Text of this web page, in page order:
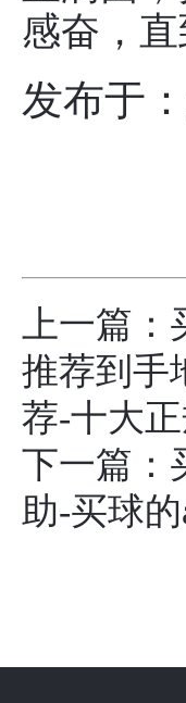
感奋，
发布于
上一篇：
推荐到手
荐-十大
下一篇：
助-买球